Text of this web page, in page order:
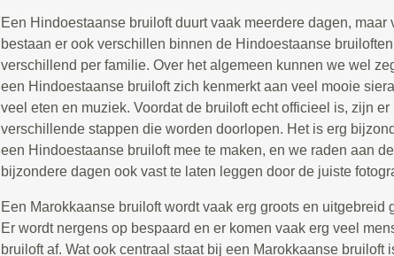
Een Hindoestaanse bruiloft duurt vaak meerdere dagen, maar
bestaan er ook verschillen binnen de Hindoestaanse
verschillend per familie. Over het algemeen kunnen we wel
een Hindoestaanse bruiloft zich kenmerkt aan veel mooie
veel eten en muziek. Voordat de bruiloft echt officieel is, zijn er
verschillende stappen die worden doorlopen. Het is erg
een Hindoestaanse bruiloft mee te maken, en we raden aan
bijzondere dagen ook vast te laten leggen door de juiste
Een Marokkaanse bruiloft wordt vaak erg groots en uitgebreid
Er wordt nergens op bespaard en er komen vaak erg veel
bruiloft af. Wat ook centraal staat bij een Marokkaanse bruiloft